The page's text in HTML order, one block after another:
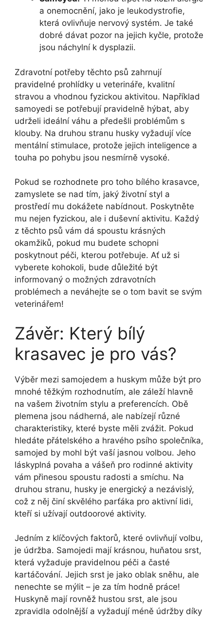
a onemocnění, jako je leukodystrofie,
která ovlivňuje nervový systém. Je také
dobré dávat pozor na jejich kyčle, protože
jsou náchylní k dysplazii.
Zdravotní potřeby těchto psů zahrnují
pravidelné prohlídky u veterináře, kvalitní
stravou a vhodnou fyzickou aktivitou. Například
samoyedi se potřebují pravidelně hýbat, aby
udrželi ideální váhu a předešli problémům s
klouby. Na druhou stranu husky vyžadují více
mentální stimulace, protože jejich inteligence a
touha po pohybu jsou nesmírně vysoké.
Pokud se rozhodnete pro toho bílého krasavce,
zamyslete se nad tím, jaký životní styl a
prostředí mu dokážete nabídnout. Poskytněte
mu nejen fyzickou, ale i duševní aktivitu. Každý
z těchto psů vám dá spoustu krásných
okamžiků, pokud mu budete schopni
poskytnout péči, kterou potřebuje. Ať už si
vyberete kohokoli, bude důležité být
informovaný o možných zdravotních
problémech a neváhejte se o tom bavit se svým
veterinářem!
Závěr: Který bílý
krasavec je pro vás?
Výběr mezi samojedem a huskym může být pro
mnohé těžkým rozhodnutím, ale záleží hlavně
na vašem životním stylu a preferencích. Obě
plemena jsou nádherná, ale nabízejí různé
charakteristiky, které byste měli zvážit. Pokud
hledáte přátelského a hravého psího společníka,
samojed by mohl být vaší jasnou volbou. Jeho
láskyplná povaha a vášeň pro rodinné aktivity
vám přinesou spoustu radosti a smíchu. Na
druhou stranu, husky je energický a nezávislý,
což z něj činí skvělého parťáka pro aktivní lidi,
kteří si užívají outdoorové aktivity.
Jedním z klíčových faktorů, které ovlivňují volbu,
je údržba. Samojedi mají krásnou, huňatou srst,
která vyžaduje pravidelnou péči a časté
kartáčování. Jejich srst je jako oblak sněhu, ale
nenechte se mýlit – je za tím hodně práce!
Huskyně mají rovněž hustou srst, ale jsou
zpravidla odolnější a vyžadují méně údržby díky